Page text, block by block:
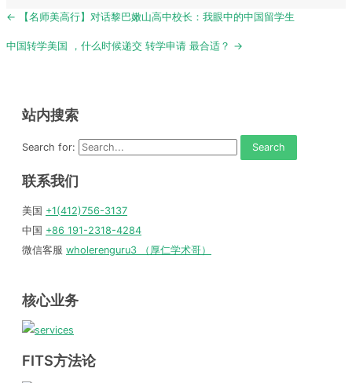
Post
← 【名师美高行】对话黎巴嫩山高中校长：我眼中的中国留学生
中国转学美国 ，什么时候递交 转学申请 最合适？ →
站内搜索
Search for:
联系我们
美国 +1(412)756-3137
中国 +86 191-2318-4284
微信客服 wholerenguru3 （厚仁学术哥）
核心业务
FITS方法论